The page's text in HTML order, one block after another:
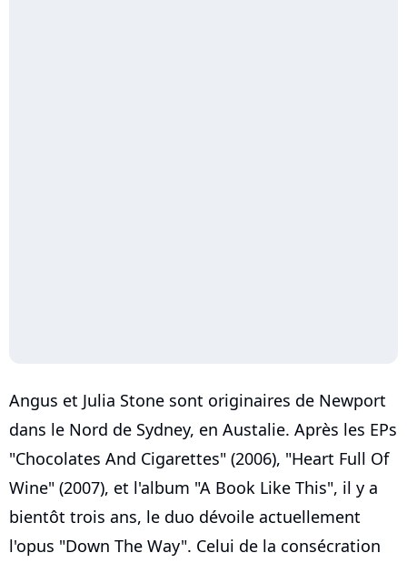
Angus et Julia Stone sont originaires de Newport
dans le Nord de Sydney, en Austalie. Après les EPs
"Chocolates And Cigarettes" (2006), "Heart Full Of
Wine" (2007), et l'album "A Book Like This", il y a
bientôt trois ans, le duo dévoile actuellement
l'opus "Down The Way". Celui de la consécration